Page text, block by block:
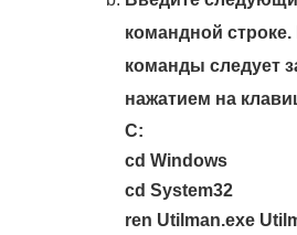
командной
команды следует
нажатием на
C:
cd Windows
cd System32
ren Utilman.exe